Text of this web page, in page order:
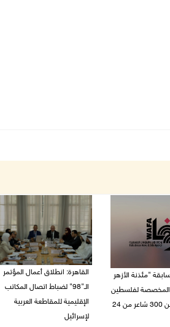
"مئذنة الأزهر
المخصصة لفلسطين
بمشاركة أكثر من 300 شاعر من 24
القاهرة: انطلاق أعمال المؤتمر
الـ"98" لضباط اتصال المكاتب
الإقليمية للمقاطعة العربية
لإسرائيل